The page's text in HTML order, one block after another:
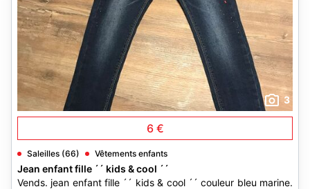
3
6 €
Saleilles (66) Vêtements enfants
Jean enfant fille ´´ kids & cool ´´
Vends. jean enfant fille ´´ kids & cool ´´ couleur bleu marine.